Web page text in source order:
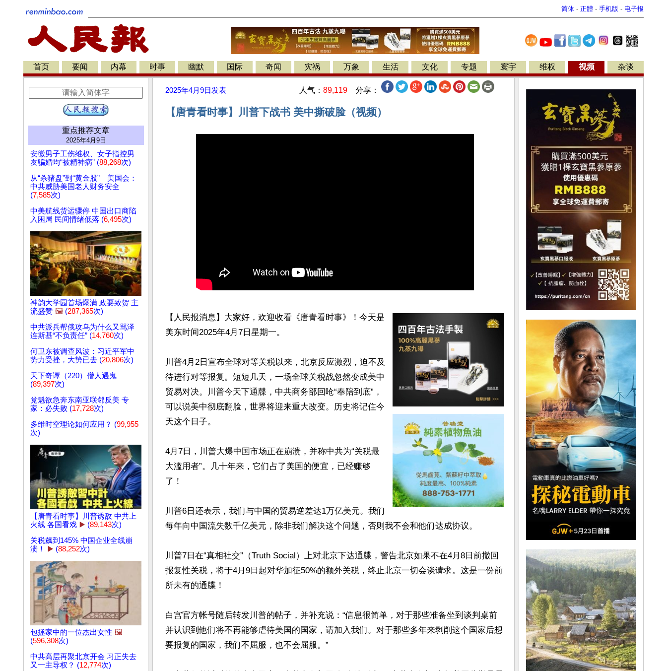
简体 - 正體 - 手机版 - 电子报
首页 要闻 内幕 时事 幽默 国际 奇闻 灾祸 万象 生活 文化 专题 寰宇 维权 视频 杂谈
重点推荐文章
2025年4月9日
安徽男子工伤维权、女子指控男
友骗婚均“被精神病” (88,268次)
从“杀猪盘”到“黄金股” 美国会：
中共威胁美国老人财务安全
(7,585次)
中美航线货运骤停 中国出口商陷
入困局 民间情绪低落 (6,495次)
神韵大学园首场爆满 政要致贺 主
流盛赞 🖼️ (287,365次)
中共派兵帮俄攻乌为什么又骂泽
连斯基“不负责任” (14,760次)
何卫东被调查风波：习近平军中
势力受挫，大势已去 (20,806次)
天下奇谭（220）僧人遇鬼
(89,397次)
党魁欲急奔东南亚联邻反美 专
家：必失败 (17,728次)
多维时空理论如何应用？ (99,955
次)
【唐青看时事】川普诱敌 中共上
火线 各国看戏 ▶️ (89,143次)
关税飙到145% 中国企业全线崩
溃！
▶️ (88,252次)
包拯家中的一位杰出女性 🖼️
(596,308次)
中共高层再聚北京开会 习正失去
又一主导权？ (12,774次)
2025年4月9日 发表 人气： 89,119 分享：
【唐青看时事】川普下战书 美中撕破脸（视频）
【人民报消息】大家好，欢迎收看《唐青看时事》！今天是
美东时间2025年4月7日星期一。
川普4月2日宣布全球对等关税以来，北京反应激烈，迫不及
待进行对等报复。短短几天，一场全球关税战忽然变成美中
贸易对决。川普今天下通牒，中共商务部回呛“奉陪到底”，
可以说美中彻底翻脸，世界将迎来重大改变。历史将记住今
天这个日子。
4月7日，川普大爆中国市场正在崩溃，并称中共为“关税最
大滥用者”。几十年来，它们占了美国的便宜，已经赚够
了！
川普6日还表示，我们与中国的贸易逆差达1万亿美元。我们
每年向中国流失数千亿美元，除非我们解决这个问题，否则我不会和他们达成协议。
川普7日在“真相社交”（Truth Social）上对北京下达通牒，警告北京如果不在4月8日前撤回
报复性关税，将于4月9日起对华加征50%的额外关税，终止北京一切会谈请求。这是一份前
所未有的通牒！
白宫官方帐号随后转发川普的帖子，并补充说：“信息很简单，对于那些准备坐到谈判桌前
并认识到他们将不再能够虐待美国的国家，请加入我们。对于那些多年来剥削这个国家后想
要报复的国家，我们不屈服，也不会屈服。”